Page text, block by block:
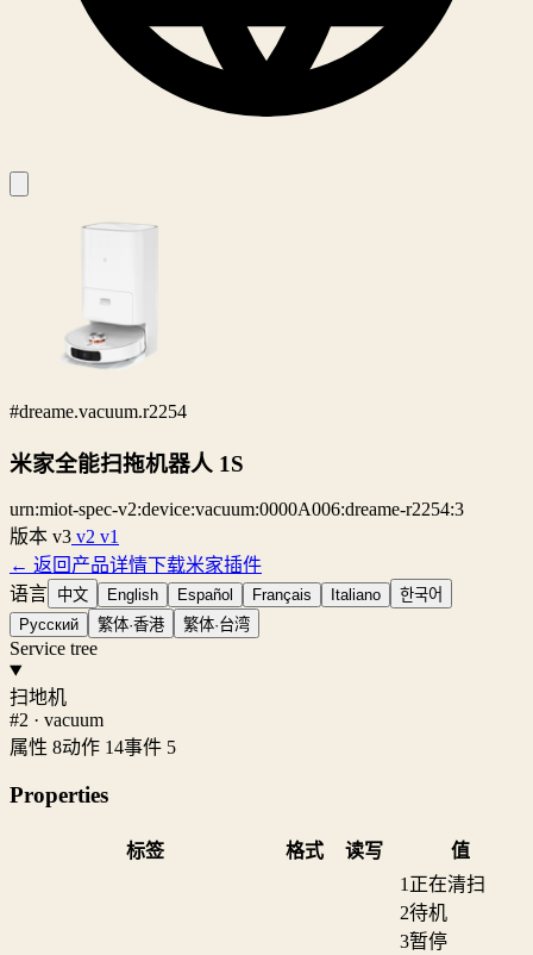
#dreame.vacuum.r2254
米家全能扫拖机器人 1S
urn:miot-spec-v2:device:vacuum:0000A006:dreame-r2254:3
版本 v3 v2 v1
← 返回产品详情下载米家插件
语言 中文 English Español Français Italiano
한국어
Русский
繁体·香港 繁体·台湾
Service tree
扫地机
#2 · vacuum
属性 8动作 14事件 5
Properties
标签 格式 读写 值
1 正在清扫
2待机
3暂停